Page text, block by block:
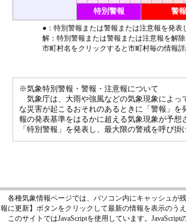
特別警報 警報
●：特別警報または警報または注意報を発表
解：特別警報または警報または注意報を解除
市町村名をクリックすると市町村毎の情報詳
※気象特別警報・警報・注意報について
気象庁は、大雨や強風などの気象現象によっ
な災害が起こるおそれのあるときに「警報」
報の発表基準をはるかに超える気象現象が予想
「特別警報」を発表し、最大限の警戒を呼び掛
各種気象情報ページでは、パソコン内にキャッシュが
報に更新】ボタンをクリックして最新の情報を表示のうえ
このサイトではJavaScriptを使用しています。